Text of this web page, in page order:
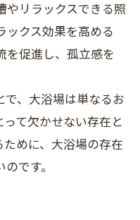
やリラックスできる照
ックス効果を高める
を促進し、孤立感を
で、大浴場は単なるお
て欠かせない存在と
めに、大浴場の存在
です。